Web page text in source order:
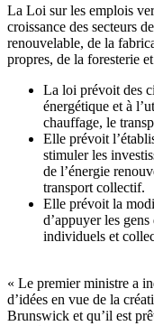
La Loi sur les emplois
croissance des secteurs
renouvelable, de la
propres, de la foresterie
La loi prévoit des
énergétique et à
chauffage, le
Elle prévoit
stimuler les
de l’énergie
transport collectif.
Elle prévoit la
d’appuyer les
individuels et
« Le premier ministre a
d’idées en vue de la
Brunswick et qu’il est